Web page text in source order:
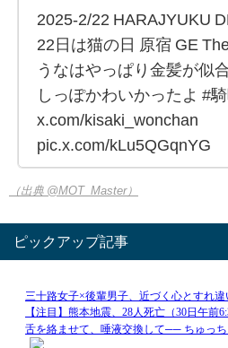
2025-2/22 HARAJYUKU
22日は猫の日 原宿 GE
うなはやっぱり金髪が似
しっぽかわいかったよ #
x.com/kisaki_wonchan
pic.x.com/kLu5QGqnYG
（出典 @MOT_Master）
ピックアップ記事